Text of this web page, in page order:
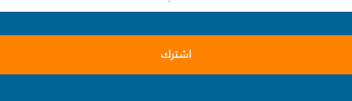
اشترك